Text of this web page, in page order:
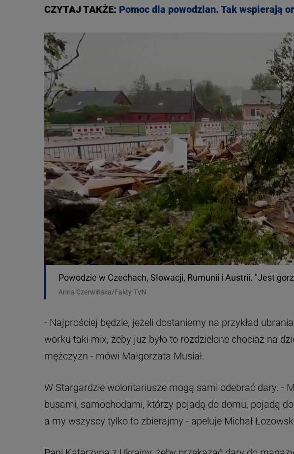
CZYTAJ TAKŻE: Pomoc dla powodzian. Tak wspierają
Powodzie w Czechach, Słowacji, Rumunii i Austrii. "Jest
Anna Czerwińska/Fakty TVN
- Najprościej będzie, jeżeli dostaniemy na przykład
worku taki mix, żeby już było to rozdzielone chociaż na
mężczyzn - mówi Małgorzata Musiał.
W Stargardzie wolontariusze mogą sami odebrać dary. -
busami, samochodami, którzy pojadą do domu, pojadą
a my wszyscy tylko to zbierajmy - apeluje Michał